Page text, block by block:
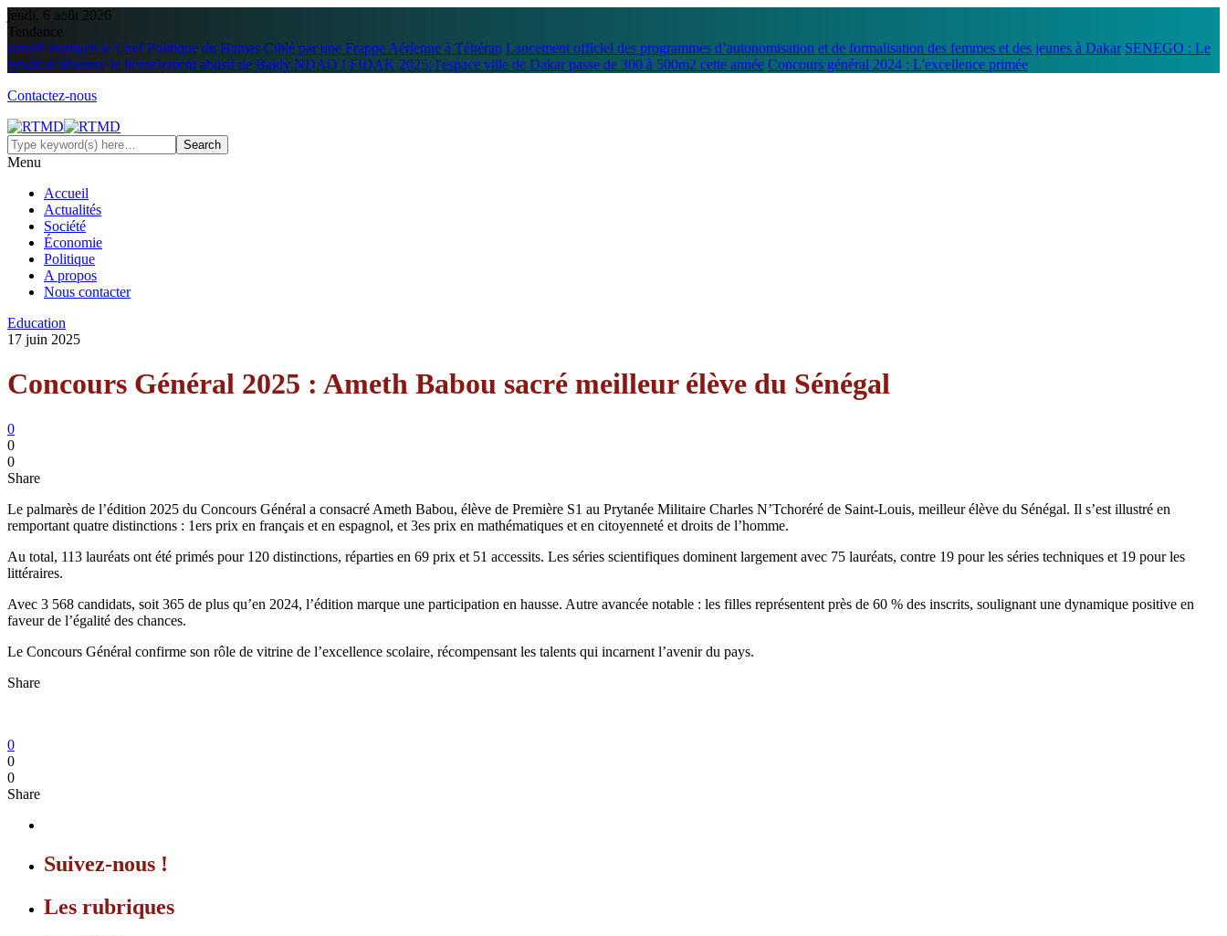
jeudi, 6 août 2026
Tendance
Ismaël Haniyeh le Chef Politique du Hamas Ciblé par une Frappe Aérienne à Téhéran Lancement officiel des programmes d’autonomisation et de formalisation des femmes et des jeunes à Dakar SENEGO : Le
syndicat dénonce le licenciement abusif de Baidy NDAO ! FIDAK 2025: l'espace ville de Dakar passe de 300 à 500m2 cette année Concours général 2024 : L'excellence primée
Contactez-nous
Menu
Accueil
Actualités
Société
Économie
Politique
A propos
Nous contacter
Education
17 juin 2025
Concours Général 2025 : Ameth Babou sacré meilleur élève du Sénégal
0
0
0
Share
Le palmarès de l’édition 2025 du Concours Général a consacré Ameth Babou, élève de Première S1 au Prytanée Militaire Charles N’Tchoréré de Saint-Louis, meilleur élève du Sénégal. Il s’est illustré en
remportant quatre distinctions : 1ers prix en français et en espagnol, et 3es prix en mathématiques et en citoyenneté et droits de l’homme.
Au total, 113 lauréats ont été primés pour 120 distinctions, réparties en 69 prix et 51 accessits. Les séries scientifiques dominent largement avec 75 lauréats, contre 19 pour les séries techniques et 19 pour les
littéraires.
Avec 3 568 candidats, soit 365 de plus qu’en 2024, l’édition marque une participation en hausse. Autre avancée notable : les filles représentent près de 60 % des inscrits, soulignant une dynamique positive en
faveur de l’égalité des chances.
Le Concours Général confirme son rôle de vitrine de l’excellence scolaire, récompensant les talents qui incarnent l’avenir du pays.
Share
0
0
0
Share
Suivez-nous !
Les rubriques